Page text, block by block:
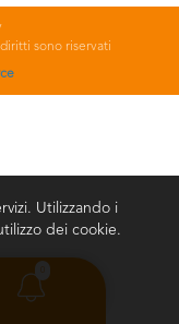
sono riservati
Utilizzando i
dei cookie.